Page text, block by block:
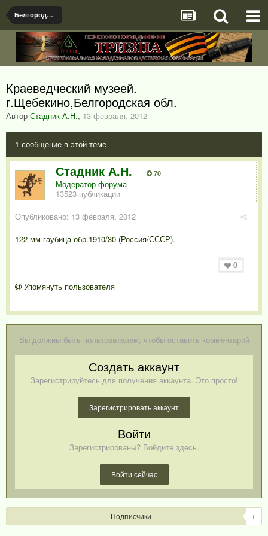
Белгородская область
Краеведческий музеей.
г.Щебекино,Белгородская обл.
Автор Стадник А.Н., 13 февраля, 2012
1 сообщение в этой теме
Стадник А.Н. 70
Модератор форума
13523 публикации
Опубликовано: 13 февраля, 2012
122-мм гаубица обр.1910/30 (Россия/СССР).
0
Упомянуть пользователя
Вы должны быть пользователем, чтобы оставить комментарий
Создать аккаунт
Зарегистрируйтесь для получения аккаунта. Это просто!
Зарегистрировать аккаунт
Войти
Зарегистрированы? Войдите здесь.
Войти сейчас
Подписчики 1